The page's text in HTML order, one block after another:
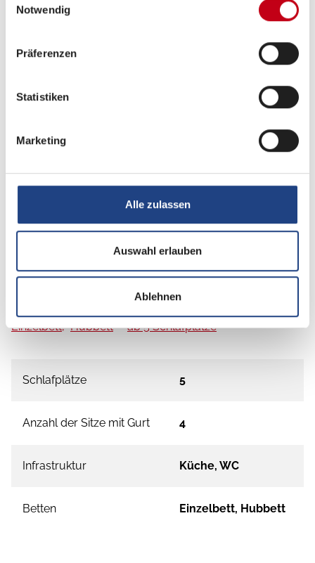
Notwendig
Präferenzen
Statistiken
Marketing
Alle zulassen
Auswahl erlauben
Ablehnen
SAT-Anlage automatisch
DAB Radio
Grundrissbeschreibung
Einzelbett, Hubbett ab 5 Schlafplätze
Schlafplätze 5
Anzahl der Sitze mit Gurt 4
Infrastruktur Küche, WC
Betten Einzelbett, Hubbett